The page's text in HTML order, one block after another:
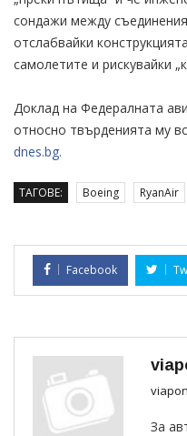
сондажи между
отслабвайки
самолетите и рискувайки
Доклад на Федералната
относно твърденията му
dnes.bg.
ТАГОВЕ: Boeing RyanAir
Facebook
За